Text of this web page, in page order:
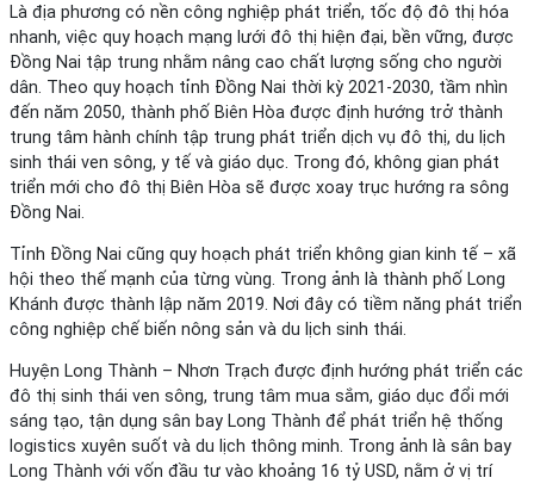
Là địa phương có nền công nghiệp phát triển, tốc độ đô thị hóa
nhanh, việc quy hoạch mạng lưới đô thị hiện đại, bền vững, được
Đồng Nai tập trung nhằm nâng cao chất lượng sống cho người
dân. Theo quy hoạch tỉnh Đồng Nai thời kỳ 2021-2030, tầm nhìn
đến năm 2050, thành phố Biên Hòa được định hướng trở thành
trung tâm hành chính tập trung phát triển dịch vụ đô thị, du lịch
sinh thái ven sông, y tế và giáo dục. Trong đó, không gian phát
triển mới cho đô thị Biên Hòa sẽ được xoay trục hướng ra sông
Đồng Nai.
Tỉnh Đồng Nai cũng quy hoạch phát triển không gian kinh tế – xã
hội theo thế mạnh của từng vùng. Trong ảnh là thành phố Long
Khánh được thành lập năm 2019. Nơi đây có tiềm năng phát triển
công nghiệp chế biến nông sản và du lịch sinh thái.
Huyện Long Thành – Nhơn Trạch được định hướng phát triển các
đô thị sinh thái ven sông, trung tâm mua sắm, giáo dục đổi mới
sáng tạo, tận dụng sân bay Long Thành để phát triển hệ thống
logistics xuyên suốt và du lịch thông minh. Trong ảnh là sân bay
Long Thành với vốn đầu tư vào khoảng 16 tỷ USD, nằm ở vị trí